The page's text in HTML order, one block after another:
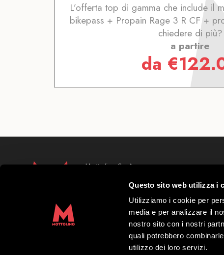
Questo sito web utilizza i
Utilizziamo i cookie per
media e per analizzare il
nostro sito con i nostri
quali potrebbero
utilizzo dei loro servizi.
L’offerta top di gamma che include il
bikepass + Propain Rage 3 R CF +
chiedere di più?
a partire
da €
Mottolino S.p.A.
Capitale Sociale € 8.772.000,00 – REA di
Copyright 2019 Mottolino S.p.A.- Sito Web:
Orario HQ Mottolino:
Orario Cabina:09:00-16:40